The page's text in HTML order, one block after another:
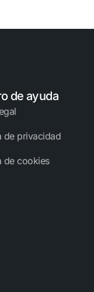
de ayuda
de privacidad
de cookies